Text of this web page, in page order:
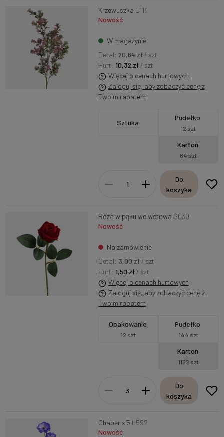
Krzewuszka L114
Nowość
W magazynie
Detal: 20,64 zł/ szt
Hurt: 10,32 zł/ szt
Więcej o cenach hurtowych
Zaloguj się, aby zobaczyć cenę z
Twoim rabatem
Sztuka
Pudełko
12 szt
Karton
84 szt
Do
koszyka
Róża w pąku welwetowa G030
Nowość
Na zamówienie
Detal: 3,00 zł/ szt
Hurt: 1,50 zł/ szt
Więcej o cenach hurtowych
Zaloguj się, aby zobaczyć cenę z
Twoim rabatem
Opakowanie
12 szt
Pudełko
144 szt
Karton
1152 szt
Do
koszyka
Chaber x 5 L592
Nowość